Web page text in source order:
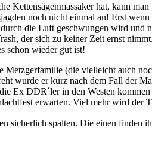
Kettensägenmassaker hat, kann
noch nicht einmal an! Erst
die Luft geschwungen wird und
der sich zu keiner Zeit ernst
schon wieder gut ist!
Metzgerfamilie (die vielleicht auch
wurde er kurz nach dem Fall der
Ex DDR´ler in den Westen
erwarten. Viel mehr wird der
sicherlich spalten. Die einen finden